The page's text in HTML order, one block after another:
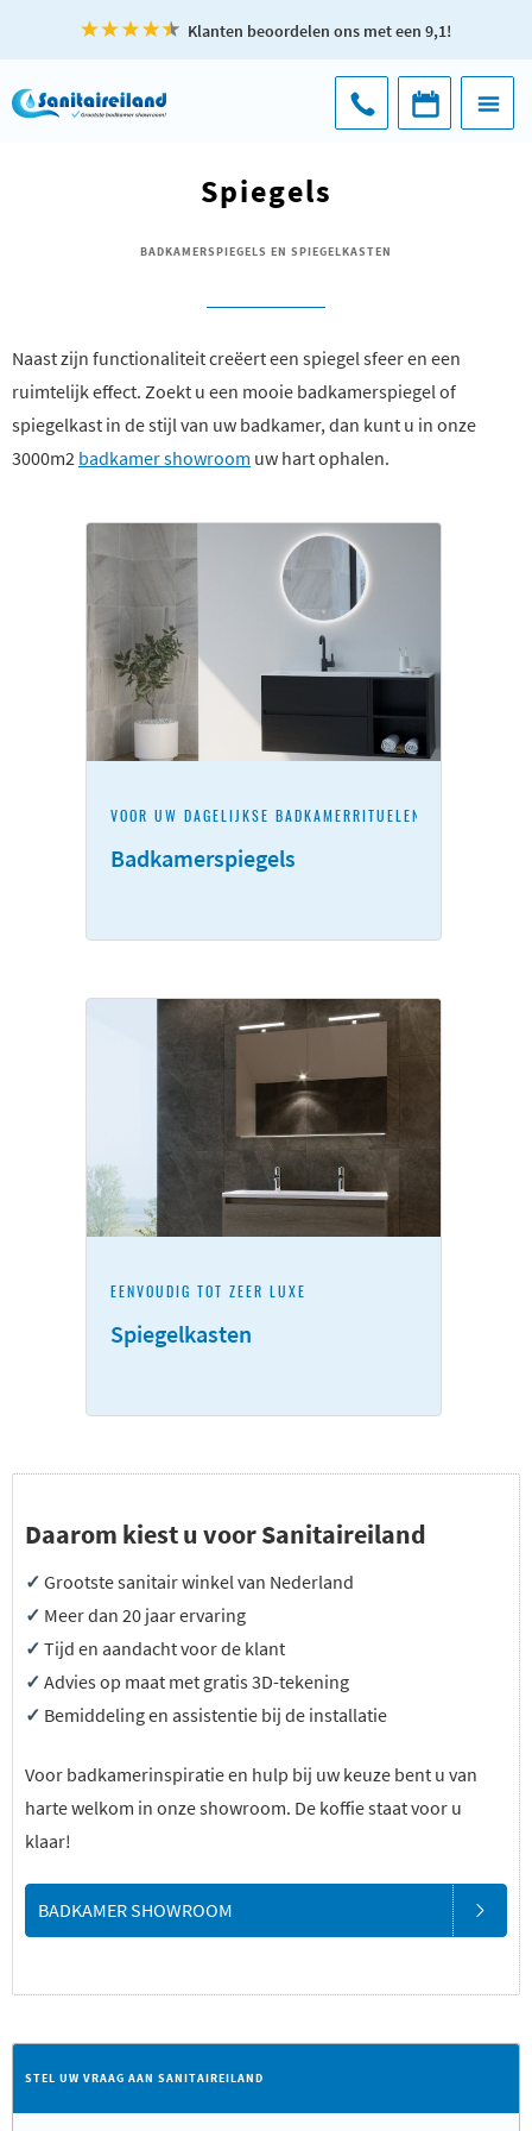
Klanten beoordelen ons met een 9,1!
Spiegels
BADKAMERSPIEGELS EN SPIEGELKASTEN
Naast zijn functionaliteit creëert een spiegel sfeer en een
ruimtelijk effect. Zoekt u een mooie badkamerspiegel of
spiegelkast in de stijl van uw badkamer, dan kunt u in onze
3000m2 badkamer showroom uw hart ophalen.
VOOR UW DAGELIJKSE BADKAMERRITUELEN
Badkamerspiegels
EENVOUDIG TOT ZEER LUXE
Spiegelkasten
Daarom kiest u voor Sanitaireiland
✓ Grootste sanitair winkel van Nederland
✓ Meer dan 20 jaar ervaring
✓ Tijd en aandacht voor de klant
✓ Advies op maat met gratis 3D-tekening
✓ Bemiddeling en assistentie bij de installatie
Voor badkamerinspiratie en hulp bij uw keuze bent u van
harte welkom in onze showroom. De koffie staat voor u
klaar!
BADKAMER SHOWROOM
STEL UW VRAAG AAN SANITAIREILAND